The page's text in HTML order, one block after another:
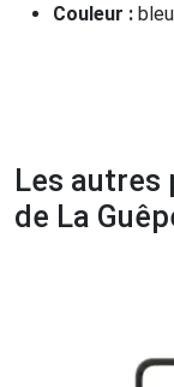
Couleur : bleu
Les
de La